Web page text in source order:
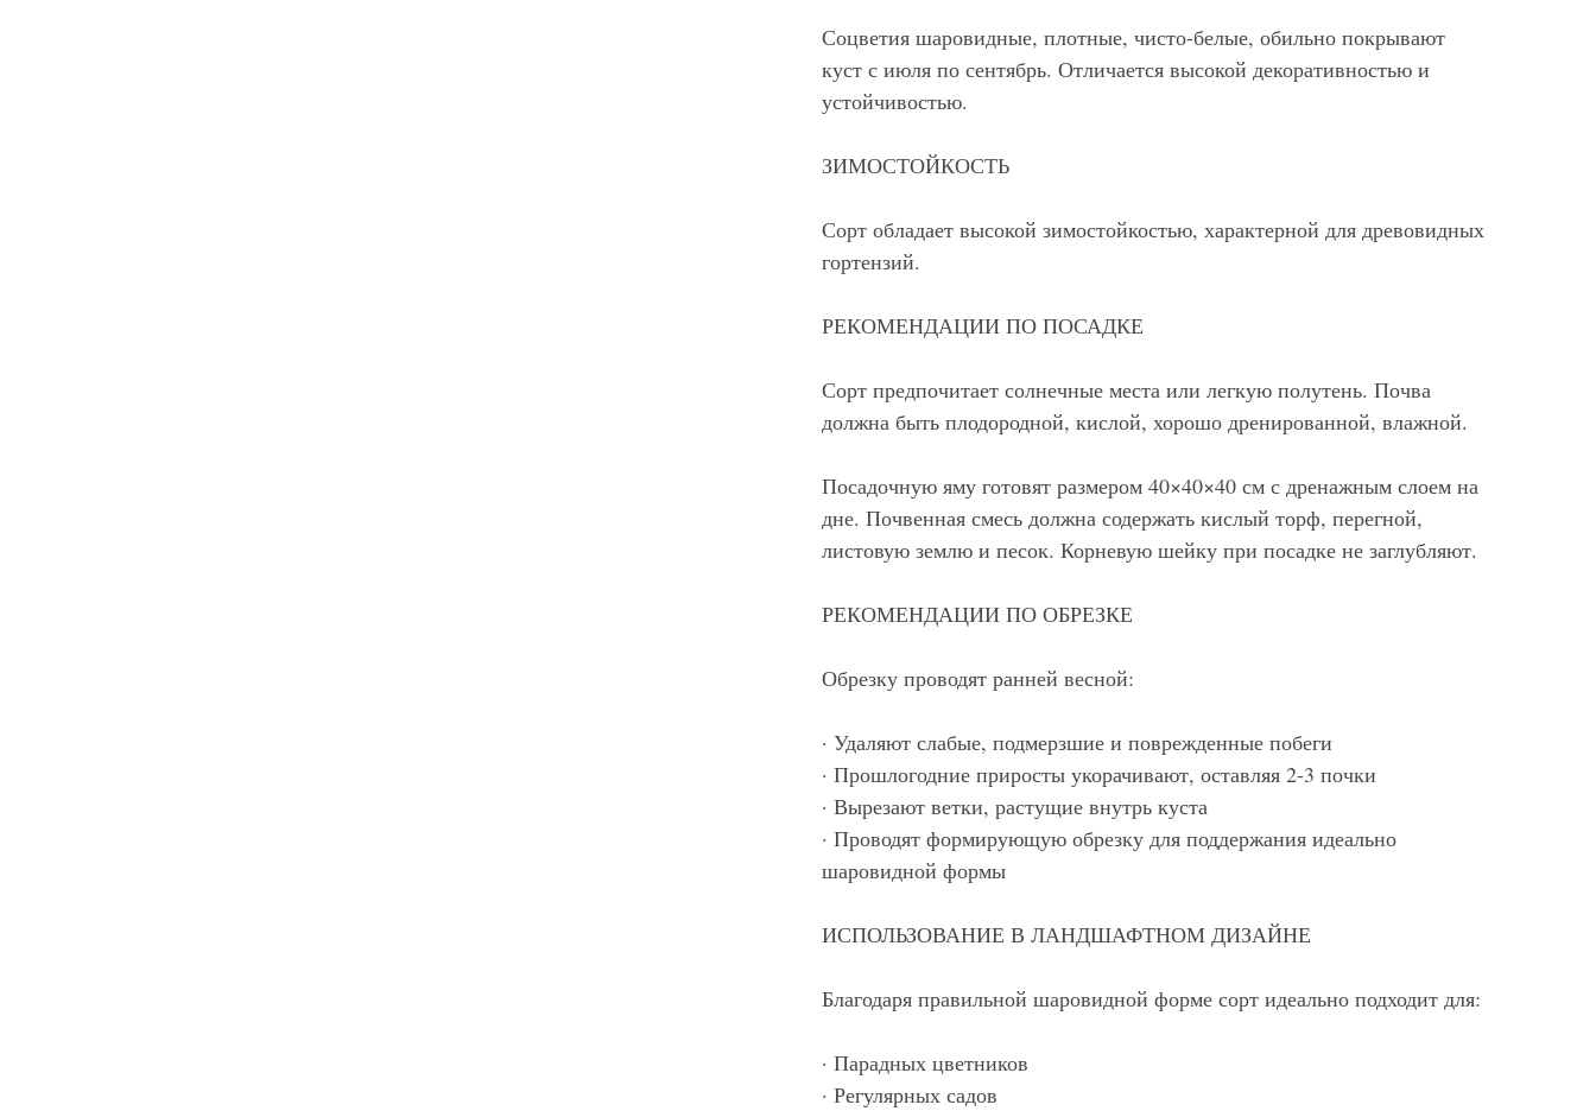
Соцветия шаровидные, плотные, чисто-белые, обильно покрывают
куст с июля по сентябрь. Отличается высокой декоративностью и
устойчивостью.
ЗИМОСТОЙКОСТЬ
Сорт обладает высокой зимостойкостью, характерной для древовидных
гортензий.
РЕКОМЕНДАЦИИ ПО ПОСАДКЕ
Сорт предпочитает солнечные места или легкую полутень. Почва
должна быть плодородной, кислой, хорошо дренированной, влажной.
Посадочную яму готовят размером 40×40×40 см с дренажным слоем на
дне. Почвенная смесь должна содержать кислый торф, перегной,
листовую землю и песок. Корневую шейку при посадке не заглубляют.
РЕКОМЕНДАЦИИ ПО ОБРЕЗКЕ
Обрезку проводят ранней весной:
· Удаляют слабые, подмерзшие и поврежденные побеги
· Прошлогодние приросты укорачивают, оставляя 2-3 почки
· Вырезают ветки, растущие внутрь куста
· Проводят формирующую обрезку для поддержания идеально
шаровидной формы
ИСПОЛЬЗОВАНИЕ В ЛАНДШАФТНОМ ДИЗАЙНЕ
Благодаря правильной шаровидной форме сорт идеально подходит для:
· Парадных цветников
· Регулярных садов